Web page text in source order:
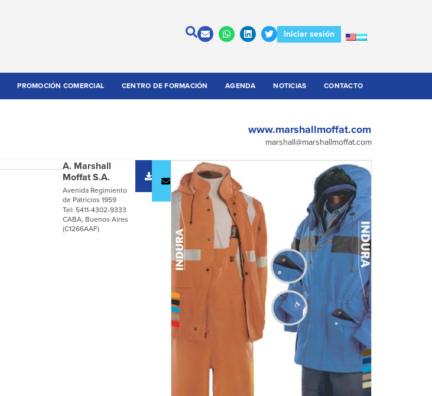
Iniciar sesión
PROMOCIÓN COMERCIAL CENTRO DE FORMACIÓN AGENDA NOTICIAS CONTACTO
www.marshallmoffat.com
marshall@marshallmoffat.com
A. Marshall
Moffat S.A.
Avenida Regimiento
de Patricios 1959
Tel: 5411-4302-9333
CABA, Buenos Aires
(C1266AAF)
Descargar
catálogo
Contactar
a la
empresa